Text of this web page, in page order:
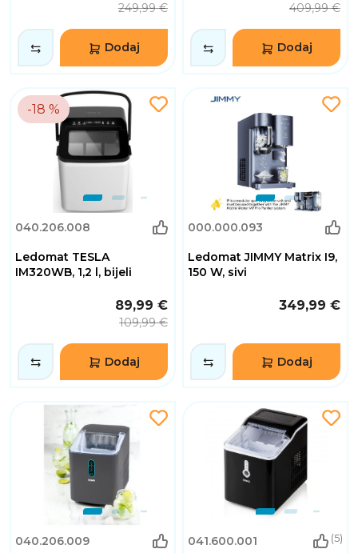
249,99 €
Dodaj
409,99 €
Dodaj
-18 %
040.206.008
Ledomat TESLA
IM320WB, 1,2 l, bijeli
89,99 €
109,99 €
Dodaj
000.000.093
Ledomat JIMMY Matrix I9,
150 W, sivi
349,99 €
Dodaj
040.206.009 041.600.001 (5)